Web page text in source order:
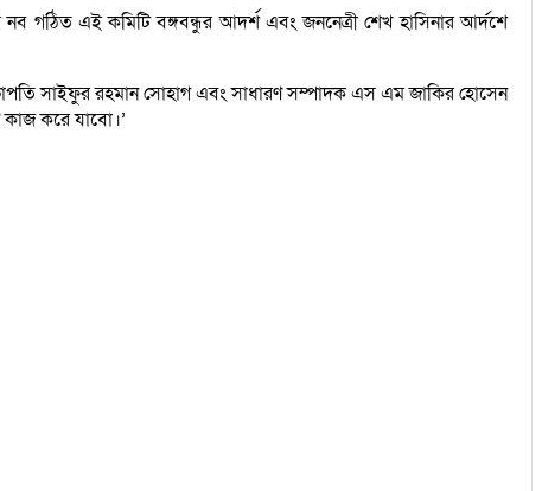
গঠিত এই কমিটি বঙ্গবন্ধুর আদর্শ এবং জননেত্রী শেখ হাসিনার আর্দশে
সাইফুর রহমান সোহাগ এবং সাধারণ সম্পাদক এস এম জাকির হোসেন
কাজ করে যাবো।’